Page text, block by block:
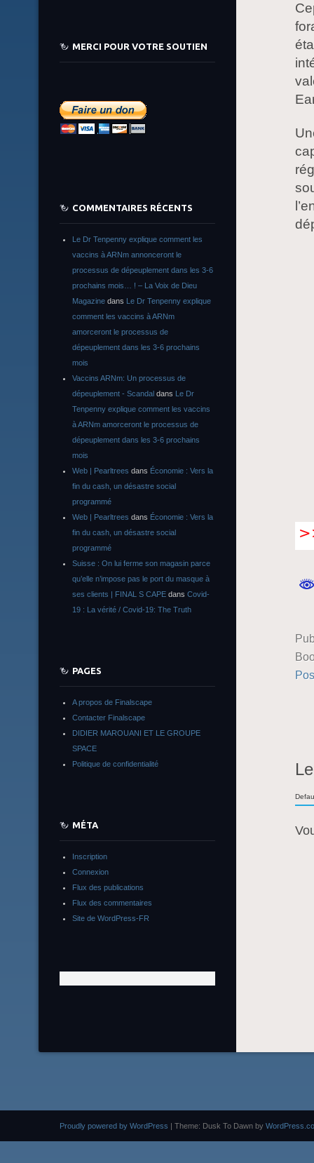
MERCI POUR VOTRE SOUTIEN
COMMENTAIRES RÉCENTS
Le Dr Tenpenny explique comment les
vaccins à ARNm annonceront le
processus de dépeuplement dans les 3-6
prochains mois… ! – La Voix de Dieu
Magazine dans Le Dr Tenpenny explique
comment les vaccins à ARNm
amorceront le processus de
dépeuplement dans les 3-6 prochains
mois
Vaccins ARNm: Un processus de
dépeuplement - Scandal dans Le Dr
Tenpenny explique comment les vaccins
à ARNm amorceront le processus de
dépeuplement dans les 3-6 prochains
mois
Web | Pearltrees dans Économie : Vers la
fin du cash, un désastre social
programmé
Web | Pearltrees dans Économie : Vers la
fin du cash, un désastre social
programmé
Suisse : On lui ferme son magasin parce
qu’elle n’impose pas le port du masque à
ses clients | FINAL S CAPE dans Covid-
19 : La vérité / Covid-19: The Truth
PAGES
A propos de Finalscape
Contacter Finalscape
DIDIER MAROUANI ET LE GROUPE
SPACE
Politique de confidentialité
MÉTA
Inscription
Connexion
Flux des publications
Flux des commentaires
Site de WordPress-FR
Proudly powered by WordPress | Theme: Dusk To Dawn by